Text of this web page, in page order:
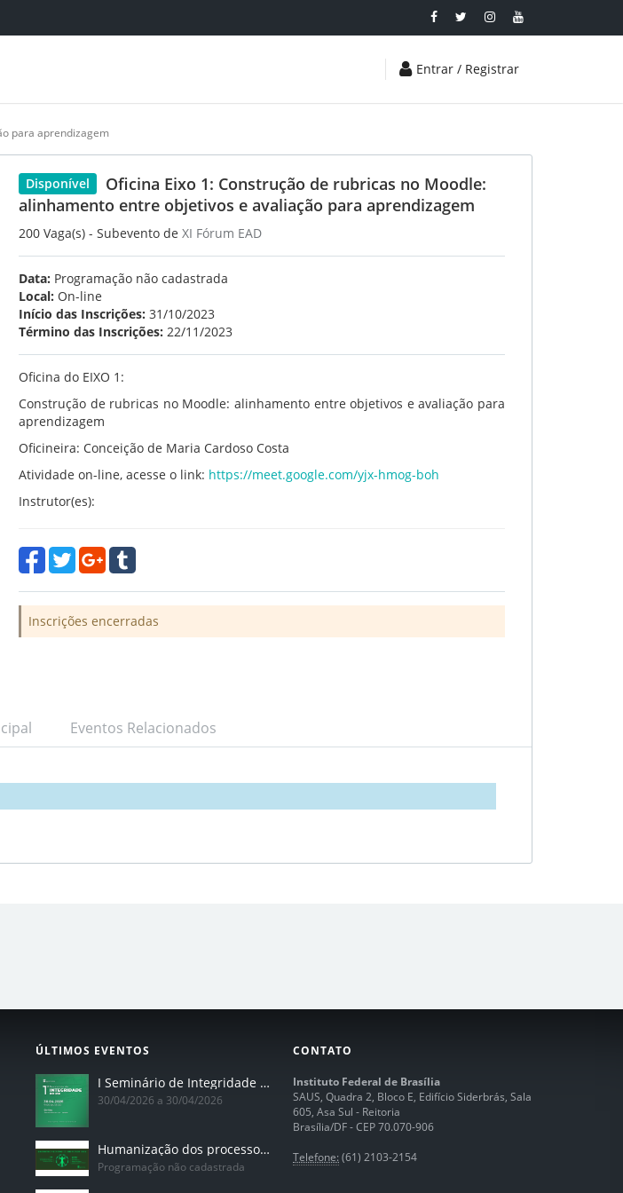
Entrar / Registrar
para aprendizagem
Disponível
Oficina Eixo 1: Construção de rubricas no Moodle:
alinhamento entre objetivos e avaliação para aprendizagem
200 Vaga(s) - Subevento de XI Fórum EAD
Data: Programação não cadastrada
Local: On-line
Início das Inscrições: 31/10/2023
Término das Inscrições: 22/11/2023
Oficina do EIXO 1:
Construção de rubricas no Moodle: alinhamento entre objetivos e avaliação para
aprendizagem
Oficineira: Conceição de Maria Cardoso Costa
Atividade on-line, acesse o link: https://meet.google.com/yjx-hmog-boh
Instrutor(es):
Inscrições encerradas
Eventos Relacionados
ÚLTIMOS EVENTOS
I Seminário de Integridade do IFB
30/04/2026 a 30/04/2026
Humanização dos processos de trabalhos em tempos de IA
Programação não cadastrada
CONTATO
Instituto Federal de Brasília
SAUS, Quadra 2, Bloco E, Edifício Siderbrás, Sala
605, Asa Sul - Reitoria
Brasília/DF - CEP 70.070-906
Telefone: (61) 2103-2154